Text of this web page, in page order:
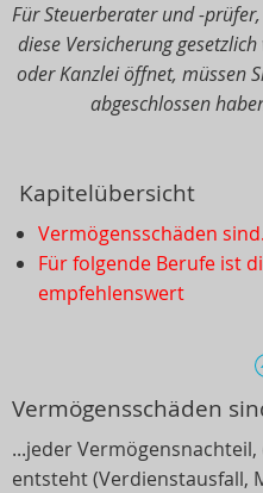
Für Steuerberater und -
diese Versicherung
oder Kanzlei öffnet, müssen
abgeschlossen
Kapitelübersicht
Vermögensschäden
Für folgende Berufe ist
empfehlenswert
Vermögensschäden
...jeder
entsteht (Verdienstausfall,